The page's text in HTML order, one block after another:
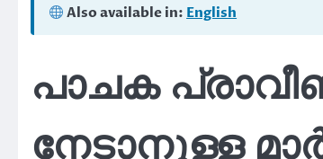
Also available in: English
പാചക
നേടാനുള്ള